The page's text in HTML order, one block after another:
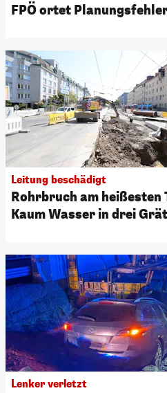
FPÖ ortet
Leitung beschädigt
Rohrbruch am heißesten
Kaum Wasser in drei
Lenker verletzt